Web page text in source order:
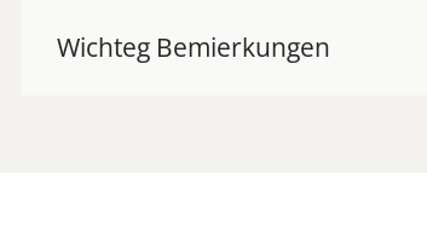
Wichteg Bemierkungen